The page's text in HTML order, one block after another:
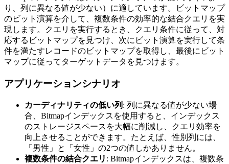
り、列に異なる値が少ない）に適しています。ビットマップ
のビット演算を介して、複数条件の効率的な結合クエリを実
現します。クエリを実行するとき、クエリ条件に従って、対
応するビットマップを見つけ、次にビット演算を実行して条
件を満たすレコードのビットマップを取得し、最後にビット
マップに従ってターゲットデータを見つけます。
アプリケーションシナリオ
カーディナリティの低い列 : 列に異なる値が少ない場
合、Bitmapインデックスを使用すると、インデックス
のストレージスペースを大幅に削減し、クエリ効率を
向上させることができます。たとえば、性別列には、
「男性」と「女性」の2つの値しかありません。
複数条件の結合クエリ : Bitmapインデックスは、複数条